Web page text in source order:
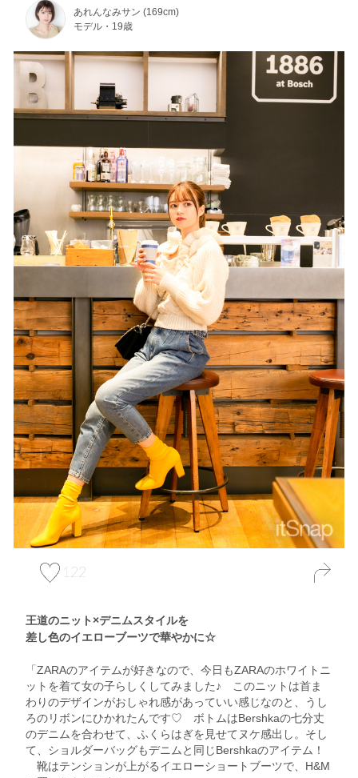
あれんなみサン (169cm)
モデル・19歳
122
王道のニット×デニムスタイルを
差し色のイエローブーツで華やかに☆
「ZARAのアイテムが好きなので、今日もZARAのホワイトニ
ットを着て女の子らしくしてみました♪ このニットは首ま
わりのデザインがおしゃれ感があっていい感じなのと、うし
ろのリボンにひかれたんです♡ ボトムはBershkaの七分丈
のデニムを合わせて、ふくらはぎを見せてヌケ感出し。そし
て、ショルダーバッグもデニムと同じBershkaのアイテム！
靴はテンションが上がるイエローショートブーツで、H&M